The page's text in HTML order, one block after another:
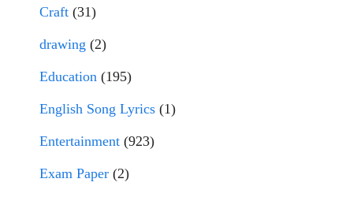
Craft (31)
drawing (2)
Education (195)
English Song Lyrics (1)
Entertainment (923)
Exam Paper (2)